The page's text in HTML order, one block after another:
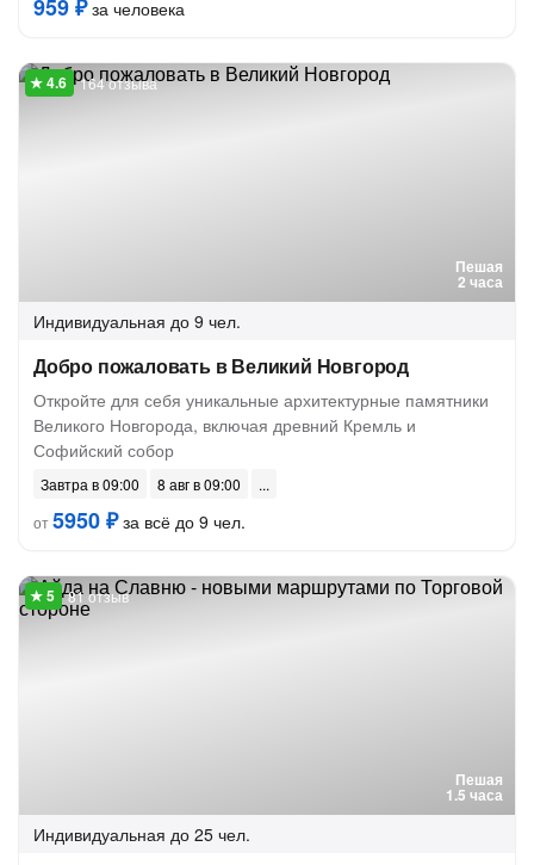
959 ₽за человека
Пешая
2 часа
164 отзыва
Индивидуальная до 9 чел.
Добро пожаловать в Великий Новгород
Откройте для себя уникальные архитектурные памятники
Великого Новгорода, включая древний Кремль и
Софийский собор
Завтра в 09:00
8 авг в 09:00
от5950 ₽за всё до 9 чел.
Пешая
1.5 часа
81 отзыв
Индивидуальная до 25 чел.